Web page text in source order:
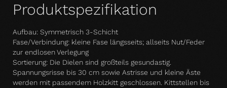
Produktspezifikation
Aufbau: Symmetrisch 3-Schicht
Fase/Verbindung: kleine Fase längsseits; allseits Nut/Feder
zur endlosen Verlegung
Sortierung: Die Dielen sind großteils gesundastig.
Spannungsrisse bis 30 cm sowie Astrisse und kleine Äste
werden mit passendem Holzkitt geschlossen. Kittstellen bis